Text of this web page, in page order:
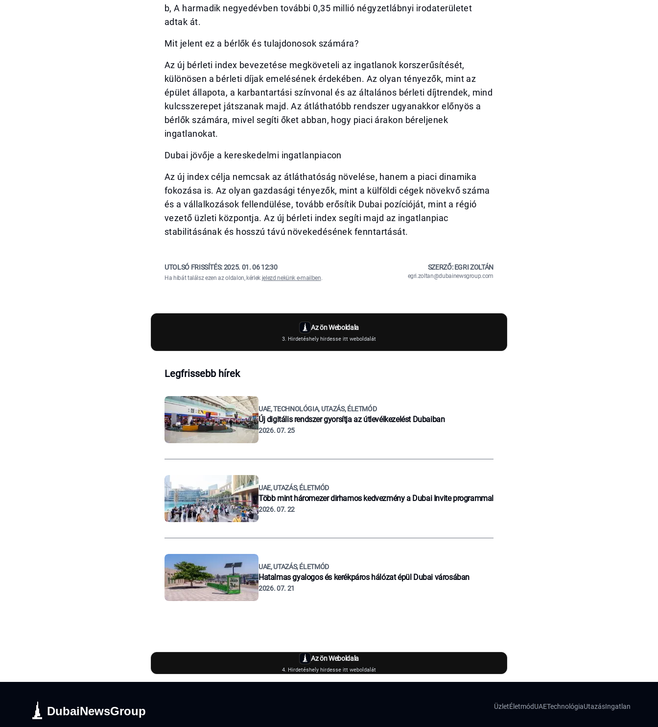
b, A harmadik negyedévben további 0,35 millió négyzetlábnyi irodaterületet
adtak át.
Mit jelent ez a bérlők és tulajdonosok számára?
Az új bérleti index bevezetése megköveteli az ingatlanok korszerűsítését,
különösen a bérleti díjak emelésének érdekében. Az olyan tényezők, mint az
épület állapota, a karbantartási színvonal és az általános bérleti díjtrendek, mind
kulcsszerepet játszanak majd. Az átláthatóbb rendszer ugyanakkor előnyös a
bérlők számára, mivel segíti őket abban, hogy piaci árakon béreljenek
ingatlanokat.
Dubai jövője a kereskedelmi ingatlanpiacon
Az új index célja nemcsak az átláthatóság növelése, hanem a piaci dinamika
fokozása is. Az olyan gazdasági tényezők, mint a külföldi cégek növekvő száma
és a vállalkozások fellendülése, tovább erősítik Dubai pozícióját, mint a régió
vezető üzleti központja. Az új bérleti index segíti majd az ingatlanpiac
stabilitásának és hosszú távú növekedésének fenntartását.
UTOLSÓ FRISSÍTÉS:2025. 01. 06 12:30
Ha hibát találsz ezen az oldalon, kérlek jelezd nekünk e-mailben.
SZERZŐ: EGRI ZOLTÁN
egri.zoltan@dubainewsgroup.com
Az ön Weboldala
3. Hirdetéshely hirdesse itt weboldalát
Legfrissebb hírek
UAE, TECHNOLÓGIA, UTAZÁS, ÉLETMÓD
Új digitális rendszer gyorsítja az útlevélkezelést Dubaiban
2026. 07. 25
UAE, UTAZÁS, ÉLETMÓD
Több mint háromezer dirhamos kedvezmény a Dubai Invite programmal
2026. 07. 22
UAE, UTAZÁS, ÉLETMÓD
Hatalmas gyalogos és kerékpáros hálózat épül Dubai városában
2026. 07. 21
Az ön Weboldala
4. Hirdetéshely hirdesse itt weboldalát
DubaiNewsGroup ÜzletÉletmódUAETechnológiaUtazásIngatlan